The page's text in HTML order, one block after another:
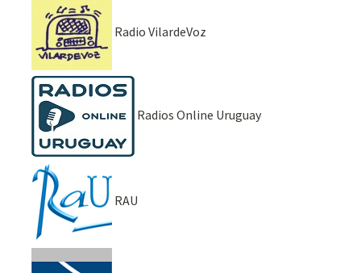
Radio VilardeVoz
Radios Online Uruguay
RAU